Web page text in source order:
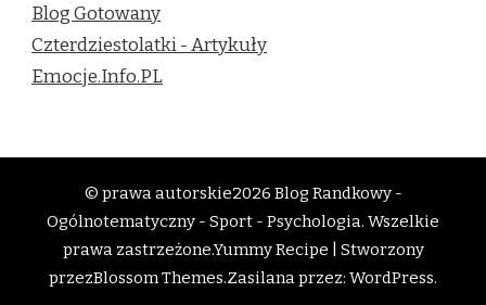
Blog Gotowany
Czterdziestolatki - Artykuły
Emocje.Info.PL
© prawa autorskie2026 Blog Randkowy -
Ogólnotematyczny - Sport - Psychologia. Wszelkie
prawa zastrzeżone.Yummy Recipe | Stworzony
przezBlossom Themes.Zasilana przez: WordPress.